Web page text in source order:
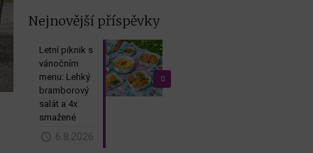
Nejnovější příspěvky
0
Letní piknik s
vánočním
menu: Lehký
bramborový
salát a 4x
smažené
6.8.2026